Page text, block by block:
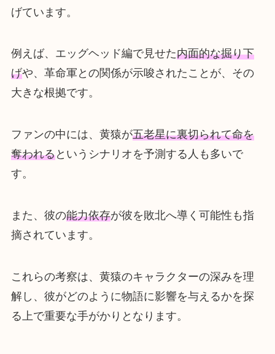
げています。
例えば、エッグヘッド編で見せた内面的な掘り下
げや、革命軍との関係が示唆されたことが、その
大きな根拠です。
ファンの中には、黄猿が五老星に裏切られて命を
奪われるというシナリオを予測する人も多いで
す。
また、彼の能力依存が彼を敗北へ導く可能性も指
摘されています。
これらの考察は、黄猿のキャラクターの深みを理
解し、彼がどのように物語に影響を与えるかを探
る上で重要な手がかりとなります。